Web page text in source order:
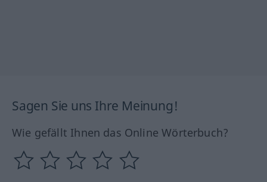
Sagen Sie uns Ihre Meinung!
Wie gefällt Ihnen das Online Wörterbuch?